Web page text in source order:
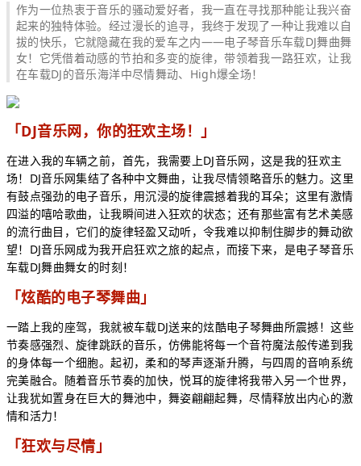
作为一位热衷于音乐的骚动爱好者，我一直在寻找那种能让我兴奋
起来的独特体验。经过漫长的追寻，我终于发现了一种让我难以自
拔的快乐，它就隐藏在我的爱车之内——电子琴音乐车载DJ舞曲舞
女！它凭借着动感的节拍和多变的旋律，带领着我一路狂欢，让我
在车载DJ的音乐海洋中尽情舞动、High爆全场！
「DJ音乐网，你的狂欢主场！」
在进入我的车辆之前，首先，我需要上DJ音乐网，这是我的狂欢主
场！DJ音乐网集结了各种中文舞曲，让我尽情领略音乐的魅力。这里
有鼓点强劲的电子音乐，用沉浸的旋律震撼着我的耳朵；这里有激情
四溢的嘻哈歌曲，让我瞬间进入狂欢的状态；还有那些富有艺术美感
的流行曲目，它们的旋律轻盈又动听，令我难以抑制住脚步的舞动欲
望！DJ音乐网成为我开启狂欢之旅的起点，而接下来，是电子琴音乐
车载DJ舞曲舞女的时刻！
「炫酷的电子琴舞曲」
一踏上我的座驾，我就被车载DJ送来的炫酷电子琴舞曲所震撼！这些
节奏感强烈、旋律跳跃的音乐，仿佛能将每一个音符魔法般传递到我
的身体每一个细胞。起初，柔和的琴声逐渐升腾，与四周的音响系统
完美融合。随着音乐节奏的加快，悦耳的旋律将我带入另一个世界，
让我犹如置身在巨大的舞池中，舞姿翩翩起舞，尽情释放出内心的激
情和活力！
「狂欢与尽情」